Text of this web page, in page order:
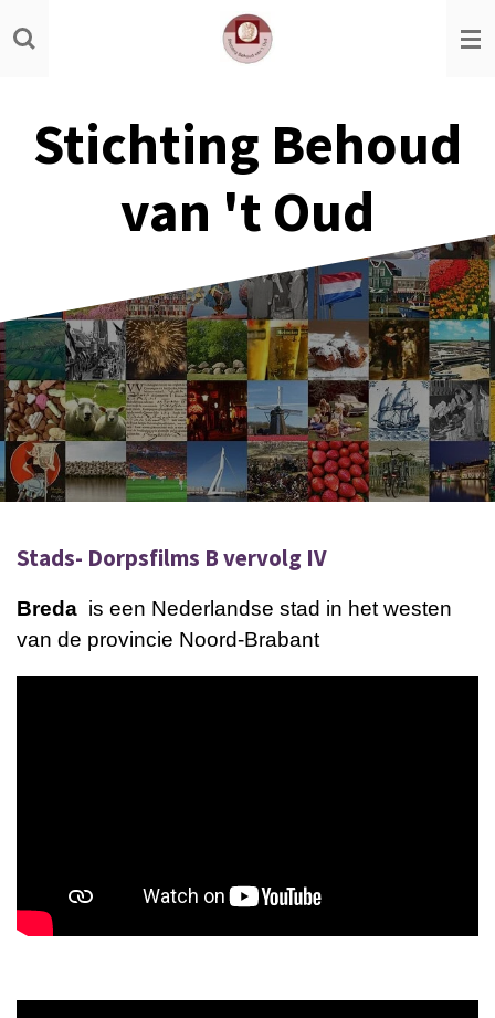
Ga
direct
hoofdinhoud
Stichting Behoud
van 't Oud
Stads- Dorpsfilms B vervolg IV
Breda is een Nederlandse stad in het westen
van de provincie Noord-Brabant